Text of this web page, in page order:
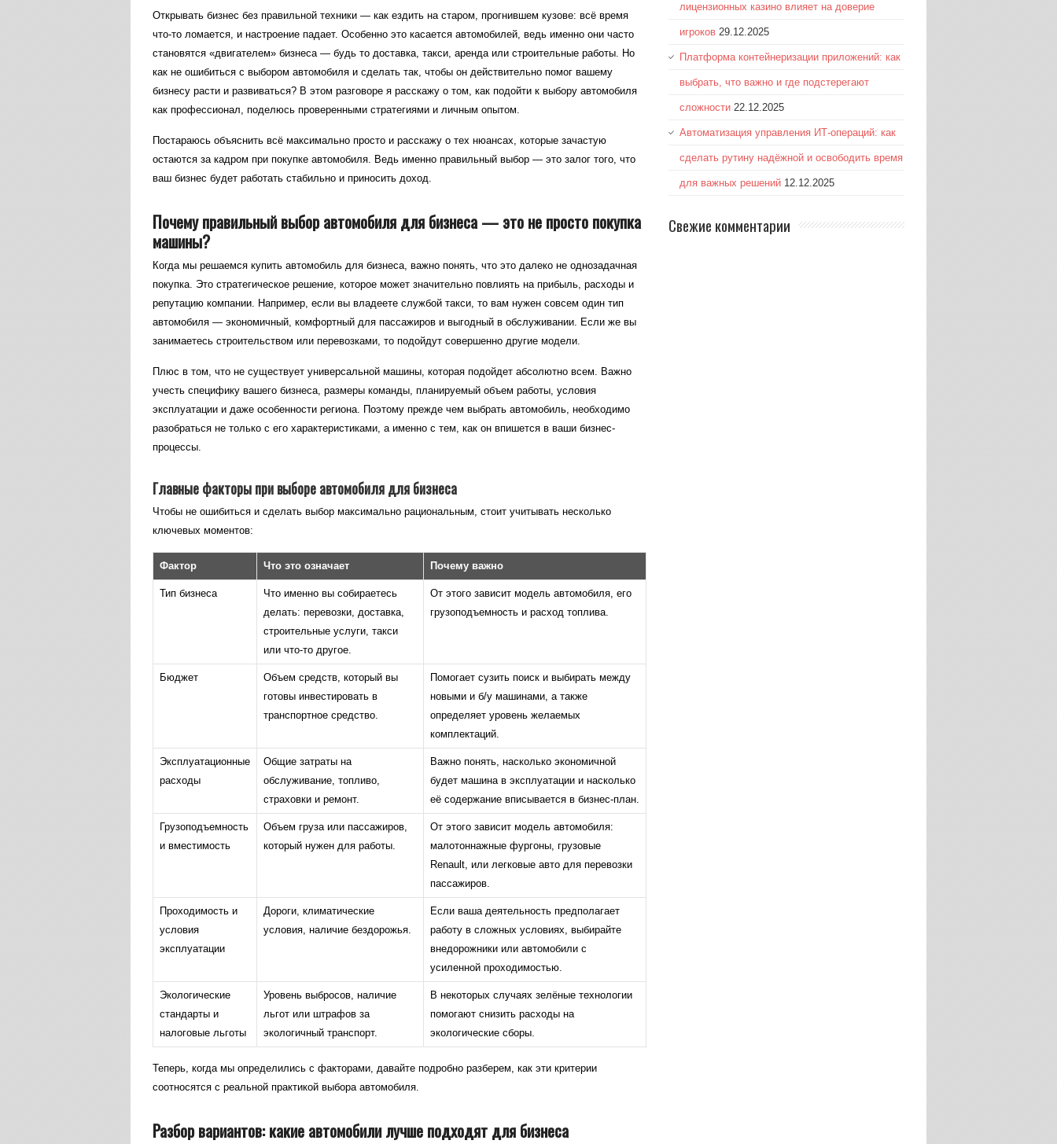
Открывать бизнес без правильной техники — как ездить на старом, прогнившем кузове: всё время
что-то ломается, и настроение падает. Особенно это касается автомобилей, ведь именно они часто
становятся «двигателем» бизнеса — будь то доставка, такси, аренда или строительные работы. Но
как не ошибиться с выбором автомобиля и сделать так, чтобы он действительно помог вашему
бизнесу расти и развиваться? В этом разговоре я расскажу о том, как подойти к выбору автомобиля
как профессионал, поделюсь проверенными стратегиями и личным опытом.
Постараюсь объяснить всё максимально просто и расскажу о тех нюансах, которые зачастую
остаются за кадром при покупке автомобиля. Ведь именно правильный выбор — это залог того, что
ваш бизнес будет работать стабильно и приносить доход.
Почему правильный выбор автомобиля для бизнеса — это не просто покупка
машины?
Когда мы решаемся купить автомобиль для бизнеса, важно понять, что это далеко не однозадачная
покупка. Это стратегическое решение, которое может значительно повлиять на прибыль, расходы и
репутацию компании. Например, если вы владеете службой такси, то вам нужен совсем один тип
автомобиля — экономичный, комфортный для пассажиров и выгодный в обслуживании. Если же вы
занимаетесь строительством или перевозками, то подойдут совершенно другие модели.
Плюс в том, что не существует универсальной машины, которая подойдет абсолютно всем. Важно
учесть специфику вашего бизнеса, размеры команды, планируемый объем работы, условия
эксплуатации и даже особенности региона. Поэтому прежде чем выбрать автомобиль, необходимо
разобраться не только с его характеристиками, а именно с тем, как он впишется в ваши бизнес-
процессы.
Главные факторы при выборе автомобиля для бизнеса
Чтобы не ошибиться и сделать выбор максимально рациональным, стоит учитывать несколько
ключевых моментов:
Фактор Что это означает Почему важно
Тип бизнеса
Что именно вы собираетесь
делать: перевозки, доставка,
строительные услуги, такси
или что-то другое.
От этого зависит модель автомобиля, его
грузоподъемность и расход топлива.
Бюджет
Объем средств, который вы
готовы инвестировать в
транспортное средство.
Помогает сузить поиск и выбирать между
новыми и б/у машинами, а также
определяет уровень желаемых
комплектаций.
Эксплуатационные
расходы
Общие затраты на
обслуживание, топливо,
страховки и ремонт.
Важно понять, насколько экономичной
будет машина в эксплуатации и насколько
её содержание вписывается в бизнес-план.
Грузоподъемность
и вместимость
Объем груза или пассажиров,
который нужен для работы.
От этого зависит модель автомобиля:
малотоннажные фургоны, грузовые
Renault, или легковые авто для перевозки
пассажиров.
Проходимость и
условия
эксплуатации
Дороги, климатические
условия, наличие бездорожья.
Если ваша деятельность предполагает
работу в сложных условиях, выбирайте
внедорожники или автомобили с
усиленной проходимостью.
Экологические
стандарты и
налоговые льготы
Уровень выбросов, наличие
льгот или штрафов за
экологичный транспорт.
В некоторых случаях зелёные технологии
помогают снизить расходы на
экологические сборы.
Теперь, когда мы определились с факторами, давайте подробно разберем, как эти критерии
соотносятся с реальной практикой выбора автомобиля.
Разбор вариантов: какие автомобили лучше подходят для бизнеса
лицензионных казино влияет на доверие
игроков 29.12.2025
Платформа контейнеризации приложений: как
выбрать, что важно и где подстерегают
сложности 22.12.2025
Автоматизация управления ИТ-операций: как
сделать рутину надёжной и освободить время
для важных решений 12.12.2025
Свежие комментарии